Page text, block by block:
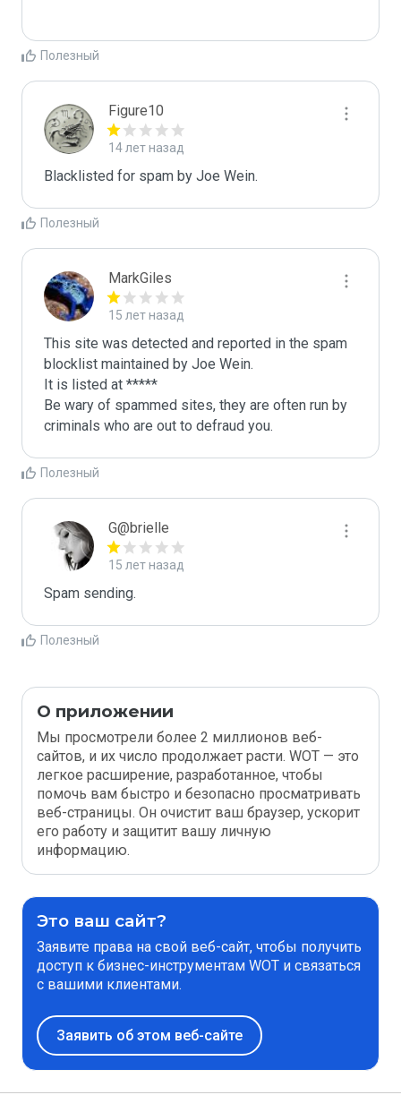
Полезный
Figure10
14 лет назад
Blacklisted for spam by Joe Wein.
Полезный
MarkGiles
15 лет назад
This site was detected and reported in the spam
blocklist maintained by Joe Wein.
It is listed at *****
Be wary of spammed sites, they are often run by
criminals who are out to defraud you.
Полезный
G@brielle
15 лет назад
Spam sending.
Полезный
О приложении
Мы просмотрели более 2 миллионов веб-
сайтов, и их число продолжает расти. WOT — это
легкое расширение, разработанное, чтобы
помочь вам быстро и безопасно просматривать
веб-страницы. Он очистит ваш браузер, ускорит
его работу и защитит вашу личную
информацию.
Это ваш сайт?
Заявите права на свой веб-сайт, чтобы получить
доступ к бизнес-инструментам WOT и связаться
с вашими клиентами.
Заявить об этом веб-сайте